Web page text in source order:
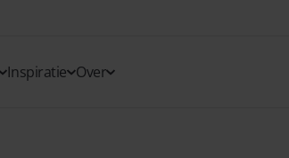
Inspiratie Over